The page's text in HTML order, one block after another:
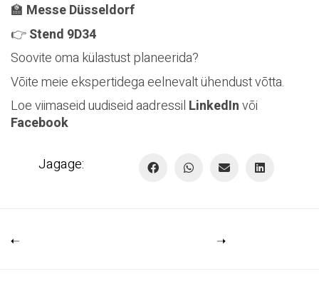
🏫 Messe Düsseldorf
👉Stend 9D34
Soovite oma külastust planeerida?
Võite meie ekspertidega eelnevalt ühendust võtta.
Loe viimaseid uudiseid aadressil LinkedInvõi
Facebook
Jagage: